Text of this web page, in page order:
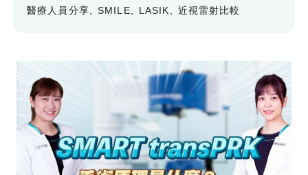
醫療人員分享 SMILE LASIK 近視雷射比較